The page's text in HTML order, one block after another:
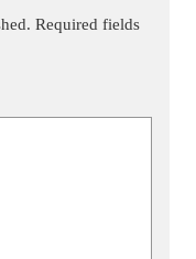
Required fields